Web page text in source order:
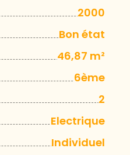
2000
Bon état
46,87 m²
6ème
2
Electrique
Individuel